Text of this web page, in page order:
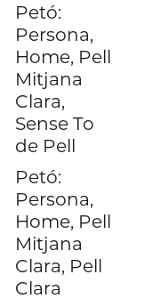
Petó:
Persona,
Home, Pell
Mitjana
Clara,
Sense To
de Pell
Petó:
Persona,
Home, Pell
Mitjana
Clara, Pell
Clara